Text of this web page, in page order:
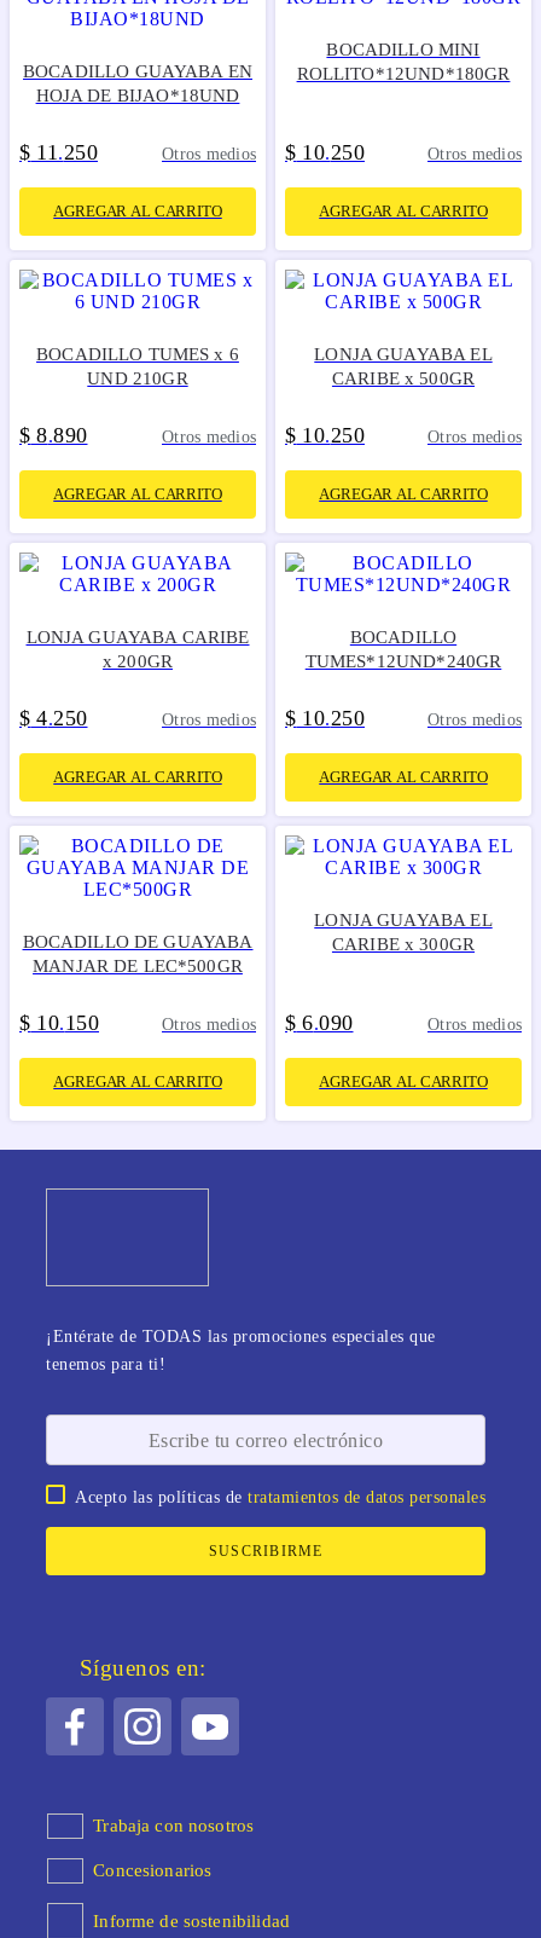
BOCADILLO GUAYABA EN
HOJA DE BIJAO*18UND
$ 11 .250 Otros medios
AGREGAR AL CARRITO
BOCADILLO MINI
ROLLITO*12UND*180GR
$ 10.250 Otros medios
AGREGAR AL CARRITO
BOCADILLO TUMES x 6
UND 210GR
$ 8.890 Otros medios
AGREGAR AL CARRITO
LONJA GUAYABA EL
CARIBE x 500GR
$ 10.250 Otros medios
AGREGAR AL CARRITO
LONJA GUAYABA CARIBE
x 200GR
$ 4.250 Otros medios
AGREGAR AL CARRITO
BOCADILLO
TUMES*12UND*240GR
$ 10.250 Otros medios
AGREGAR AL CARRITO
BOCADILLO DE GUAYABA
MANJAR DE LEC*500GR
$ 10.150 Otros medios
AGREGAR AL CARRITO
LONJA GUAYABA EL
CARIBE x 300GR
$ 6.090 Otros medios
AGREGAR AL CARRITO
¡Entérate de TODAS las promociones especiales que
tenemos para ti!
Acepto las políticas detratamientos de datos personales
SUSCRIBIRME
Síguenos en:
Trabaja con nosotros
Concesionarios
Informe de sostenibilidad